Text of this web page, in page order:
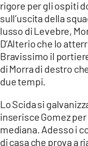
rigore per gli ospiti
sull’uscita della
lusso di Levebre,
D’Alterio che lo
Bravissimo il
di Morra di destro
due tempi.
Lo Scida si
inserisce Gomez
mediana. Adesso i
di casa che prova a